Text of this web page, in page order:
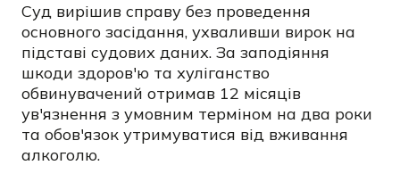
Суд вирішив справу без проведення
основного засідання, ухваливши вирок на
підставі судових даних. За заподіяння
шкоди здоров'ю та хуліганство
обвинувачений отримав 12 місяців
ув'язнення з умовним терміном на два роки
та обов'язок утримуватися від вживання
алкоголю.